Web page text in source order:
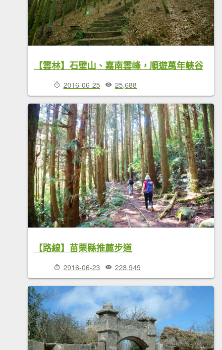
【雲林】石壁山、嘉南雲峰，順遊萬年峽谷
2016-06-25 25,688
【路線】苗栗縣推薦步道
2016-06-23 228,949